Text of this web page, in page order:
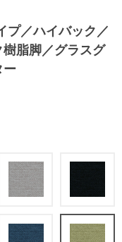
プ／ハイバック／
脂脚／グラスグ
ー